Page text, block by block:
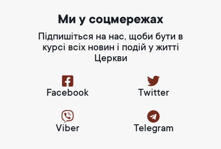
Ми у соцмережах
Підпишіться на нас, щоби бути в
курсі всіх новин і подій у житті
Церкви
Facebook Twitter
Viber Telegram